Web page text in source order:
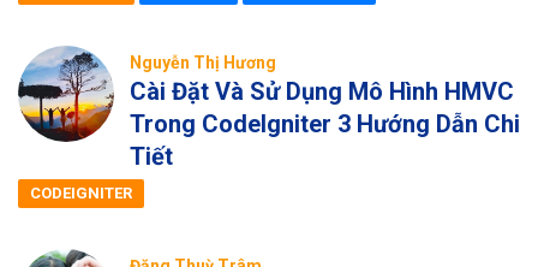
Nguyễn Thị Hương
Cài Đặt Và Sử Dụng Mô Hình HMVC
Trong CodeIgniter 3 Hướng Dẫn Chi
Tiết
CODEIGNITER